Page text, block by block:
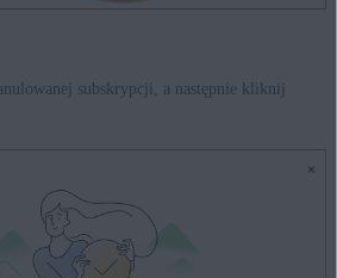
subskrypcji, a następnie kliknij